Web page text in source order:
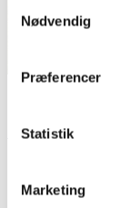
Nødvendig
Præferencer
Statistik
Marketing
Den næststørste
Foto: Whagler CC